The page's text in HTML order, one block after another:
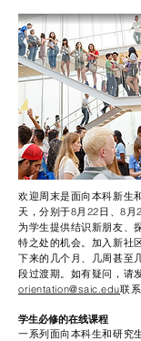
欢迎周末是面向本科新生
天，分别于8月22日、8
为学生提供结识新朋友、
特之处的机会。加入新社
下来的几个月、几周甚至
段过渡期。如有疑问，请
orientation@saic.edu联
学生必修的在线课程
一系列面向本科生和研究